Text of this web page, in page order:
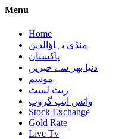
Menu
Home
منڈی بہاؤالدین
پاکستان
دنیا بھر سے خبریں
موسم
ریٹ لسٹ
واٹس ایپ گروپ
Stock Exchange
Gold Rate
Live Tv